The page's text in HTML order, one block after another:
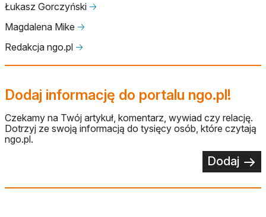
Łukasz Gorczyński 🡢
Magdalena Mike 🡢
Redakcja ngo.pl 🡢
Dodaj informację do portalu ngo.pl!
Czekamy na Twój artykuł, komentarz, wywiad czy relację.
Dotrzyj ze swoją informacją do tysięcy osób, które czytają
ngo.pl.
Dodaj